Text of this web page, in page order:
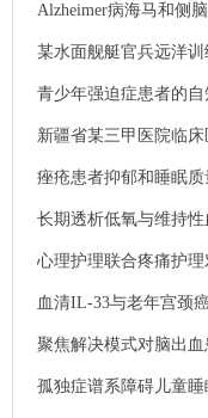
Alzheimer病海马和侧
某水面舰艇官兵远洋
青少年强迫症患者的
新疆省某三甲医院临
的相关性研究.
痤疮患者抑郁和睡眠
长期透析低氧与维持
分析.
心理护理联合疼痛护
观察.
血清IL-33与老年宫颈
聚焦解决模式对脑出
孤独症谱系障碍儿童